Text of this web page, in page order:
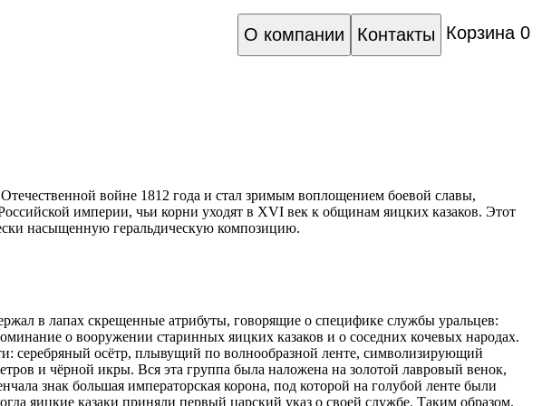
Корзина 0
Контакты
О компании
войне 1812 года и стал зримым воплощением боевой славы,
империи, чьи корни уходят в XVI век к общинам яицких казаков. Этот
насыщенную геральдическую композицию.
в лапах скрещенные атрибуты, говорящие о специфике службы уральцев:
о вооружении старинных яицких казаков и о соседних кочевых народах.
серебряный осётр, плывущий по волнообразной ленте, символизирующий
и чёрной икры. Вся эта группа была наложена на золотой лавровый венок,
знак большая императорская корона, под которой на голубой ленте были
яицкие казаки приняли первый царский указ о своей службе. Таким образом,